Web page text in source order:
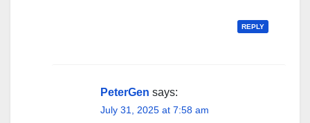
REPLY
PeterGen says:
July 31, 2025 at 7:58 am